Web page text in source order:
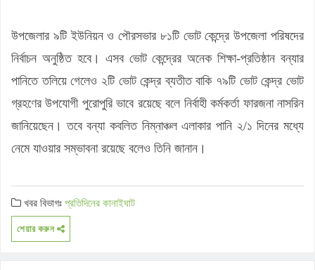
উপজেলার ৯টি ইউনিয়ন ও পৌরসভার ৮১টি ভোট কেন্দ্রে উপজেলা পরিষদের
নির্বাচন অনুষ্ঠিত হবে। এসব ভোট কেন্দ্রের অনেক শিক্ষা-প্রতিষ্ঠান বন্যার
পানিতে তলিয়ে গেলেও ২টি ভোট কেন্দ্র ব্যতীত বাকি ৭৯টি ভোট কেন্দ্র ভোট
গ্রহণের উপযোগী পুরোপুরি ভাবে রয়েছে বলে নির্বাহী কর্মকর্তা ফারজনা নাসরিন
জানিয়েছেন। তবে বন্যা কবলিত নিম্নাঞ্চল এলাকার পানি ২/১ দিনের মধ্যে
নেমে যাওয়ার সম্ভাবনা রয়েছে বলেও তিনি জানান।
খবর বিভাগঃপ্রতিদিনের কানাইঘাট
শেয়ার করুন